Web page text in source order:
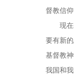
督教信
现
要有新
基督教
我国和